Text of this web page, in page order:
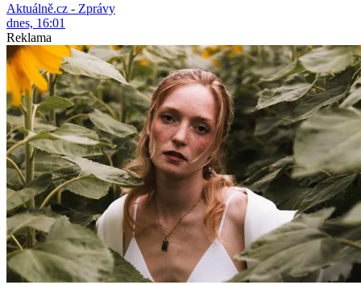
Aktuálně.cz - Zprávy
dnes, 16:01
Reklama